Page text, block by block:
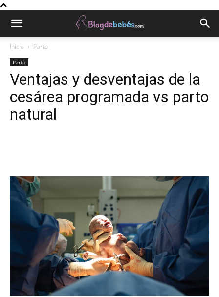
Inicio Parto
Parto
Ventajas y desventajas de la
cesárea programada vs parto
natural